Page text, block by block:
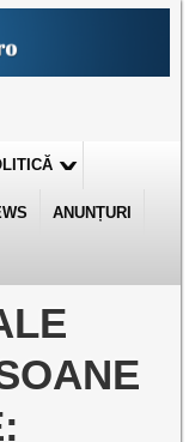
ANUNȚURI